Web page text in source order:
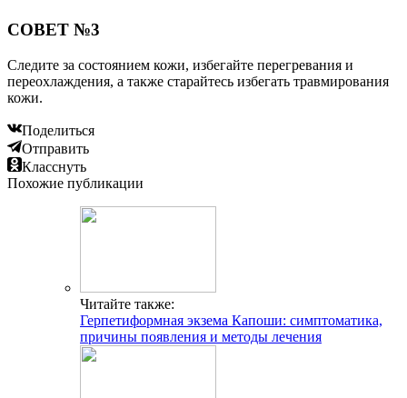
СОВЕТ №3
Следите за состоянием кожи, избегайте перегревания и
переохлаждения, а также старайтесь избегать травмирования
кожи.
Поделиться
Отправить
Класснуть
Похожие публикации
Читайте также:
Герпетиформная экзема Капоши: симптоматика,
причины появления и методы лечения